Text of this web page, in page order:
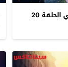
20